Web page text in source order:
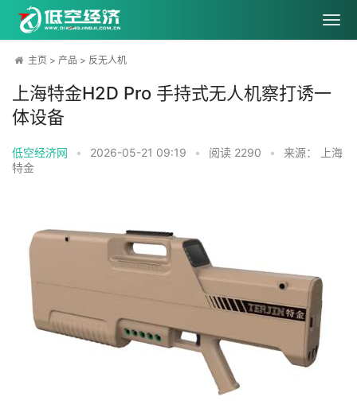
主页 > 产品 > 反无人机
上海特金H2D Pro 手持式无人机察打诱一
体设备
低空经济网 • 2026-05-21 09:19 • 阅读 2290 •
来源： 上海
特金